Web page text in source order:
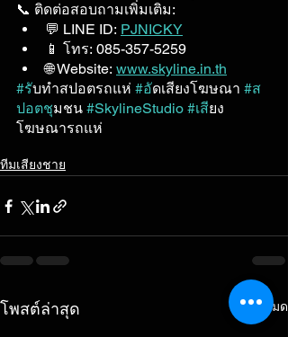
📞 ติดต่อสอบถามเพิ่มเติม:
💬 LINE ID: PJNICKY
📱 โทร: 085-357-5259
🌐 Website: www.skyline.in.th
#รับทำสปอตรถแห่ #อัดเสียงโฆษณา #ส
ปอตชุมชน #SkylineStudio #เสียง
โฆษณารถแห่
ทีมเสียงชาย
โพสต์ล่าสุด ดูทั้งหมด